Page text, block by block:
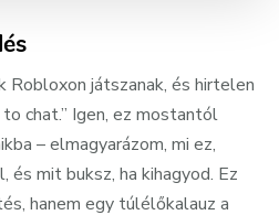
Robloxon játszanak, és hirtelen
chat.” Igen, ez mostantól
– elmagyarázom, mi ez,
és mit buksz, ha kihagyod. Ez
hanem egy túlélőkalauz a